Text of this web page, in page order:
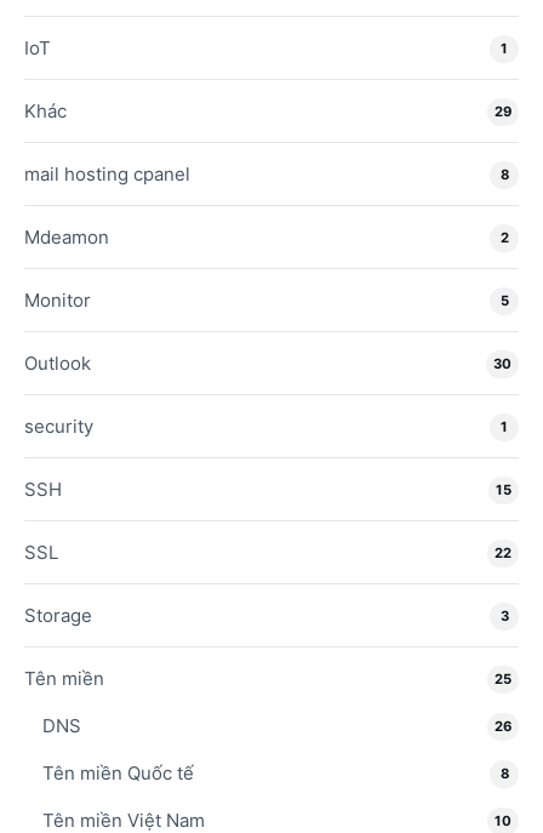
IoT 1
Khác 29
mail hosting cpanel 8
Mdeamon 2
Monitor 5
Outlook 30
security 1
SSH 15
SSL 22
Storage 3
Tên miền 25
DNS 26
Tên miền Quốc tế 8
Tên miền Việt Nam 10